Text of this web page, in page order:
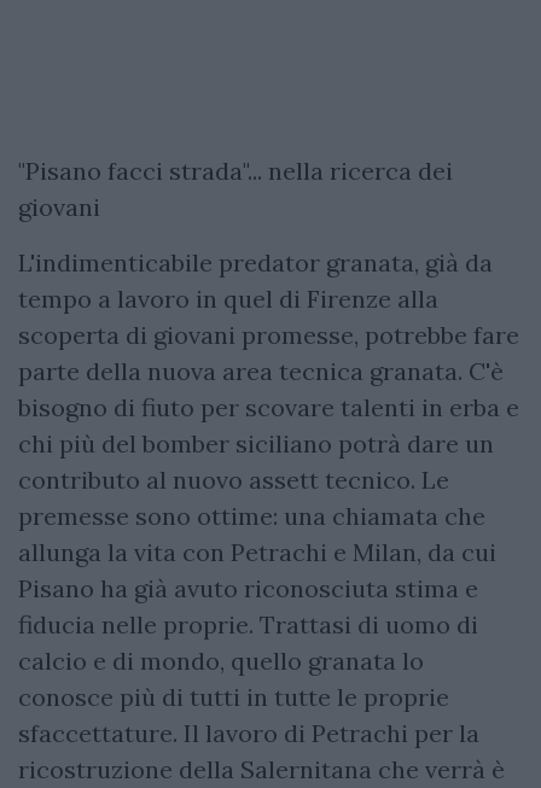
"Pisano facci strada"... nella ricerca dei
giovani
L'indimenticabile predator granata, già da
tempo a lavoro in quel di Firenze alla
scoperta di giovani promesse, potrebbe fare
parte della nuova area tecnica granata. C'è
bisogno di fiuto per scovare talenti in erba e
chi più del bomber siciliano potrà dare un
contributo al nuovo assett tecnico. Le
premesse sono ottime: una chiamata che
allunga la vita con Petrachi e Milan, da cui
Pisano ha già avuto riconosciuta stima e
fiducia nelle proprie. Trattasi di uomo di
calcio e di mondo, quello granata lo
conosce più di tutti in tutte le proprie
sfaccettature. Il lavoro di Petrachi per la
ricostruzione della Salernitana che verrà è